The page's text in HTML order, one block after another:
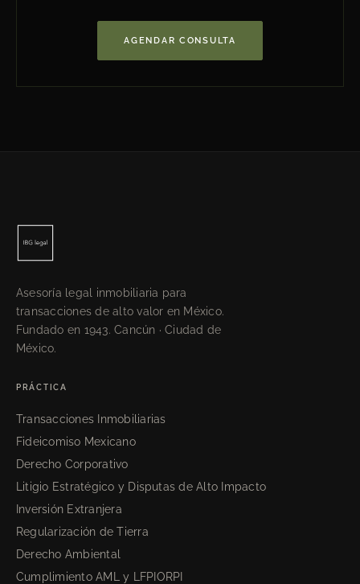
AGENDAR CONSULTA
Asesoría legal inmobiliaria para
transacciones de alto valor en México.
Fundado en 1943. Cancún · Ciudad de
México.
PRÁCTICA
Transacciones Inmobiliarias
Fideicomiso Mexicano
Derecho Corporativo
Litigio Estratégico y Disputas de Alto Impacto
Inversión Extranjera
Regularización de Tierra
Derecho Ambiental
Cumplimiento AML y LFPIORPI